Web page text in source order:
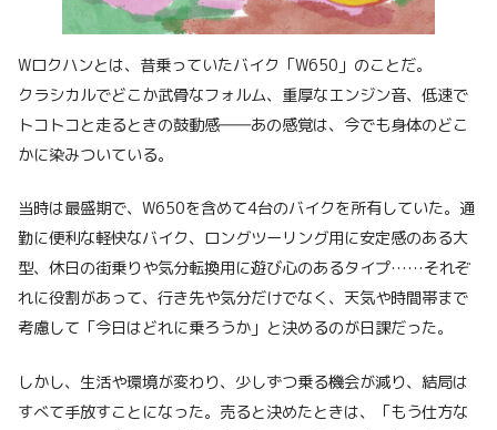
Wロクハンとは、昔乗っていたバイク「W650」のことだ。
クラシカルでどこか武骨なフォルム、重厚なエンジン音、低速で
トコトコと走るときの鼓動感――あの感覚は、今でも身体のどこ
かに染みついている。
当時は最盛期で、W650を含めて4台のバイクを所有していた。通
勤に便利な軽快なバイク、ロングツーリング用に安定感のある大
型、休日の街乗りや気分転換用に遊び心のあるタイプ……それぞ
れに役割があって、行き先や気分だけでなく、天気や時間帯まで
考慮して「今日はどれに乗ろうか」と決めるのが日課だった。
しかし、生活や環境が変わり、少しずつ乗る機会が減り、結局は
すべて手放すことになった。売ると決めたときは、「もう仕方な